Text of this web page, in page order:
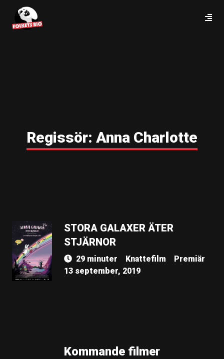
Regissör: Anna Charlotte
STORA GALAXER ÄTER
STJÄRNOR
29 minuter Knattefilm
Premiär
13 september, 2019
Kommande filmer